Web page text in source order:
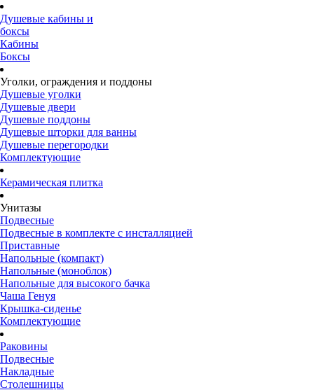
Душевые кабины и
боксы
Кабины
Боксы
Уголки, ограждения и поддоны
Душевые уголки
Душевые двери
Душевые поддоны
Душевые шторки для ванны
Душевые перегородки
Комплектующие
Керамическая плитка
Унитазы
Подвесные
Подвесные в комплекте с инсталляцией
Приставные
Напольные (компакт)
Напольные (моноблок)
Напольные для высокого бачка
Чаша Генуя
Крышка-сиденье
Комплектующие
Раковины
Подвесные
Накладные
Столешницы